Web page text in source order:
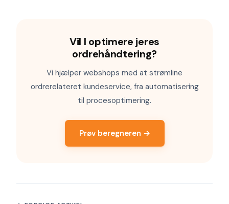
Vil I optimere jeres
ordrehåndtering?
Vi hjælper webshops med at strømline
ordrerelateret kundeservice, fra automatisering
til procesoptimering.
Prøv beregneren →